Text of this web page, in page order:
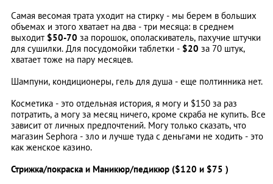
Самая весомая трата уходит на стирку - мы берем в больших
объемах и этого хватает на два - три месяца: в среднем
выходит $50-70 за порошок, ополаскиватель, пахучие штучки
для сушилки. Для посудомойки таблетки - $20 за 70 штук,
хватает тоже на пару месяцев.
Шампуни, кондиционеры, гель для душа - еще полтинника нет.
Косметика - это отдельная история, я могу и $150 за раз
потратить, а могу за месяц ничего, кроме скраба не купить. Все
зависит от личных предпочтений. Могу только сказать, что
магазин Sephora - зло и лучше туда с деньгами не ходить - это
как женское казино.
Стрижка/покраска и Маникюр/педикюр ($120 и $75 )